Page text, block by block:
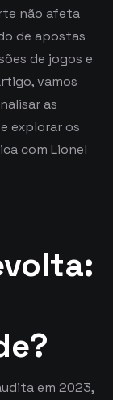
não afeta
de apostas
de jogos e
vamos
as
explorar os
com Lionel
em 2023,